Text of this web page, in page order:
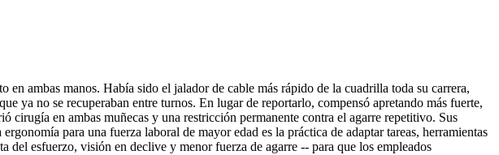
ambas manos. Había sido el jalador de cable más rápido de la cuadrilla toda su carrera,
ya no se recuperaban entre turnos. En lugar de reportarlo, compensó apretando más fuerte,
en ambas muñecas y una restricción permanente contra el agarre repetitivo. Sus
para una fuerza laboral de mayor edad es la práctica de adaptar tareas, herramientas
esfuerzo, visión en declive y menor fuerza de agarre -- para que los empleados